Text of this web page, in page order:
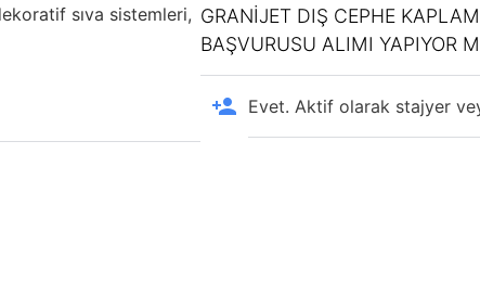
sıva sistemleri, GRANIJET DIŞ CEPHE
BAŞVURUSU ALIMI YAPIYOR
Evet. Aktif olarak stajyer